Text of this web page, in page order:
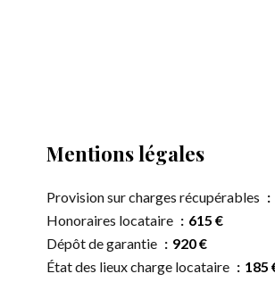
Mentions légales
Provision sur charges récupérables
Honoraires locataire
615 €
Dépôt de garantie
920 €
État des lieux charge locataire
185